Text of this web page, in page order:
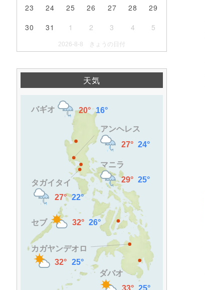
23
24 25 26 27 28
29
30
31 1 2 3 4 5
2026-8-8 きょうの日付
天気